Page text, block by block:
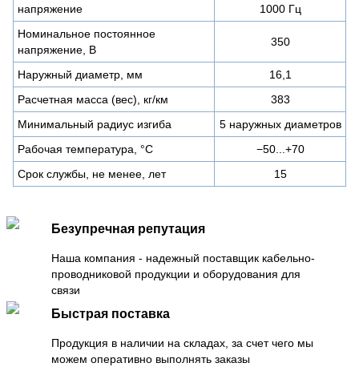
напряжение
1000 Гц
Номинальное постоянное
напряжение, В
350
Наружный диаметр, мм
16,1
Расчетная масса (вес), кг/км
383
Минимальный радиус изгиба
5 наружных диаметров
Рабочая температура, °C
−50...+70
Срок службы, не менее, лет
15
Безупречная репутация
Наша компания - надежный поставщик кабельно-
проводниковой продукции и оборудования для
связи
Быстрая поставка
Продукция в наличии на складах, за счет чего мы
можем оперативно выполнять заказы